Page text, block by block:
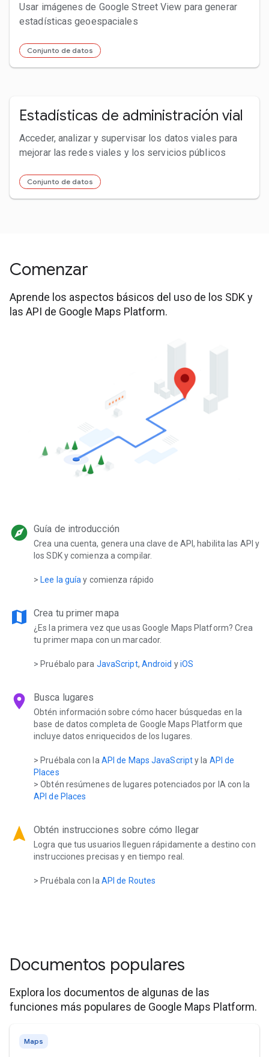
Usar imágenes de Google Street View para generar
estadísticas geoespaciales
Conjunto de datos
Estadísticas de administración vial
Acceder, analizar y supervisar los datos viales para
mejorar las redes viales y los servicios públicos
Conjunto de datos
Comenzar
Aprende los aspectos básicos del uso de los SDK y
las API de Google Maps Platform.
explore Guía de introducción
Crea una cuenta, genera una clave de API, habilita las API y
los SDK y comienza a compilar.
>Lee la guía y comienza rápido
map Crea tu primer mapa
¿Es la primera vez que usas Google Maps Platform? Crea
tu primer mapa con un marcador.
> Pruébalo para JavaScript, Android yiOS
location_on Busca lugares
Obtén información sobre cómo hacer búsquedas en la
base de datos completa de Google Maps Platform que
incluye datos enriquecidos de los lugares.
> Pruébala con la API de Maps JavaScripty la API de
Places
> Obtén resúmenes de lugares potenciados por IA con la
API de Places
navigation Obtén instrucciones sobre cómo llegar
Logra que tus usuarios lleguen rápidamente a destino con
instrucciones precisas y en tiempo real.
> Pruébala con la API de Routes
Documentos populares
Explora los documentos de algunas de las
funciones más populares de Google Maps Platform.
Maps